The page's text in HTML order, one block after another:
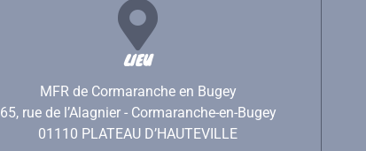
LIEU
MFR de Cormaranche en Bugey
65, rue de l’Alagnier - Cormaranche-en-Bugey
01110 PLATEAU D’HAUTEVILLE